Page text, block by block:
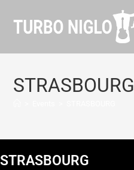
STRASBOURG
STRASBOURG